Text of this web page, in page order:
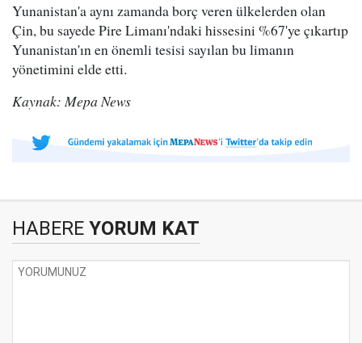
Yunanistan'a aynı zamanda borç veren ülkelerden olan
Çin, bu sayede Pire Limanı'ndaki hissesini %67'ye çıkartıp
Yunanistan'ın en önemli tesisi sayılan bu limanın
yönetimini elde etti.
Kaynak: Mepa News
HABERE YORUM KAT